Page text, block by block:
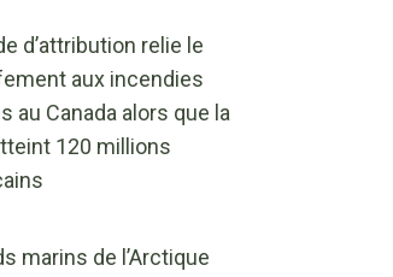
d’attribution relie le
aux incendies
au Canada alors que la
120 millions
marins de l’Arctique